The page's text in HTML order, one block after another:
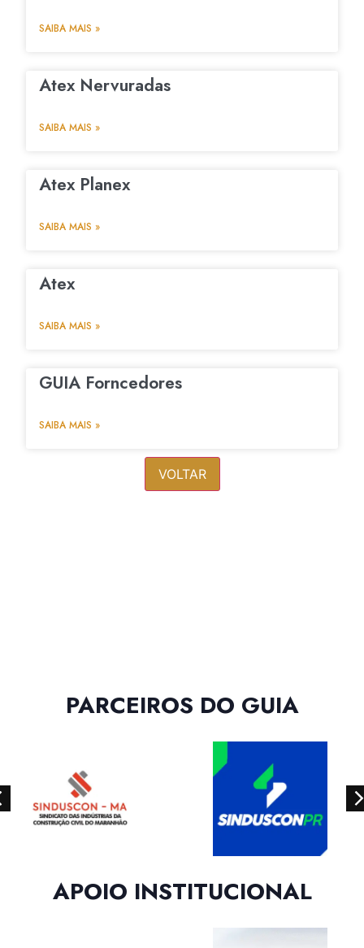
SAIBA MAIS »
Atex Nervuradas
SAIBA MAIS »
Atex Planex
SAIBA MAIS »
Atex
SAIBA MAIS »
GUIA Forncedores
SAIBA MAIS »
VOLTAR
PARCEIROS DO GUIA
APOIO INSTITUCIONAL